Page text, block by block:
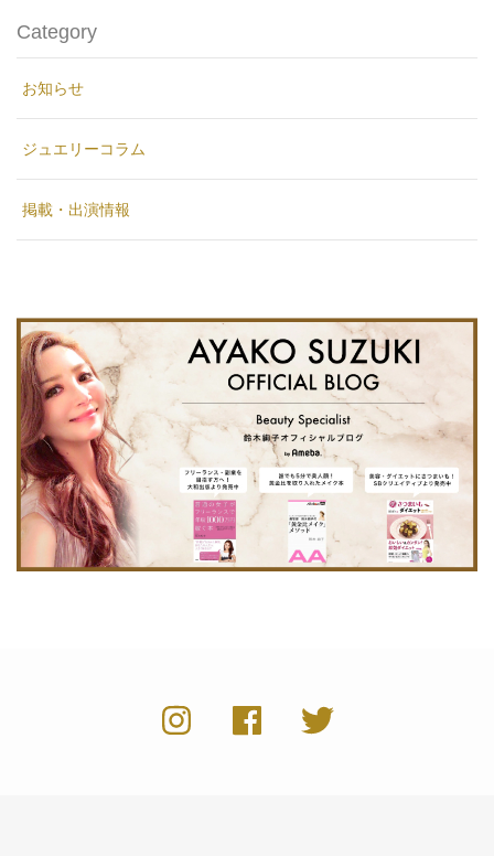
Category
お知らせ
ジュエリーコラム
掲載・出演情報